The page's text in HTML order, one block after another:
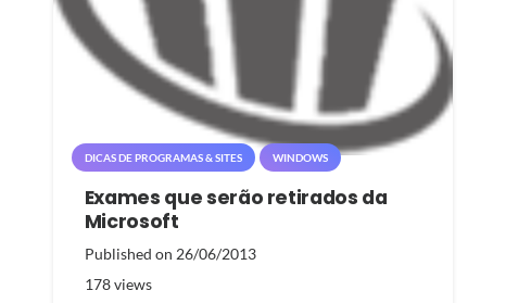
DICAS DE PROGRAMAS & SITES WINDOWS
Exames que serão retirados da
Microsoft
Published on 26/06/2013
178views